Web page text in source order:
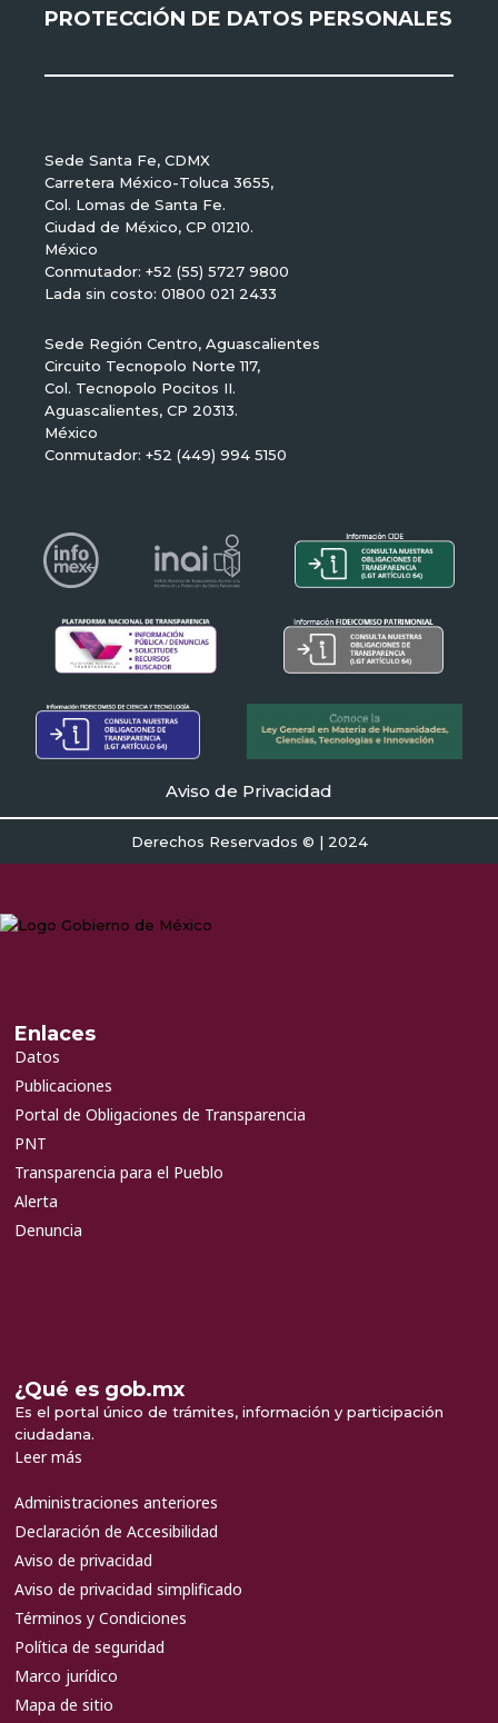
PROTECCIÓN DE DATOS PERSONALES
Sede Santa Fe, CDMX
Carretera México-Toluca 3655,
Col. Lomas de Santa Fe.
Ciudad de México, CP 01210.
México
Conmutador: +52 (55) 5727 9800
Lada sin costo: 01800 021 2433
Sede Región Centro, Aguascalientes
Circuito Tecnopolo Norte 117,
Col. Tecnopolo Pocitos II.
Aguascalientes, CP 20313.
México
Conmutador: +52 (449) 994 5150
Aviso de Privacidad
Derechos Reservados © | 2024
Enlaces
Datos
Publicaciones
Portal de Obligaciones de Transparencia
PNT
Transparencia para el Pueblo
Alerta
Denuncia
¿Qué es gob.mx
Es el portal único de trámites, información y participación
ciudadana.
Leer más
Administraciones anteriores
Declaración de Accesibilidad
Aviso de privacidad
Aviso de privacidad simplificado
Términos y Condiciones
Política de seguridad
Marco jurídico
Mapa de sitio